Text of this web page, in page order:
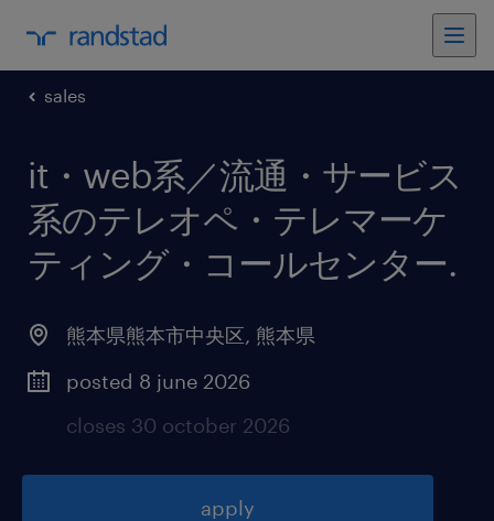
sales
it・web系／流通・サービス
系のテレオペ・テレマーケ
ティング・コールセンター.
熊本県熊本市中央区, 熊本県
posted 8 june 2026
closes 30 october 2026
apply